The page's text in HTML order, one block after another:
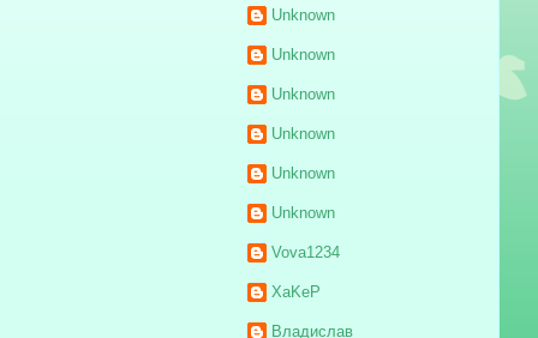
Unknown
Unknown
Unknown
Unknown
Unknown
Unknown
Vova1234
XaKeP
Владислав